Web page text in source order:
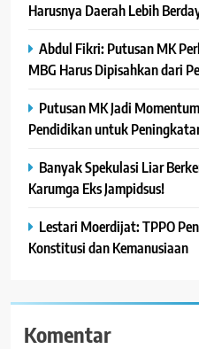
Harusnya Daerah Lebih
Abdul Fikri: Putusan MK
MBG Harus Dipisahkan dari
Putusan MK Jadi
Pendidikan untuk
Banyak Spekulasi Liar
Karumga Eks Jampidsus!
Lestari Moerdijat: TPPO
Konstitusi dan Kemanusiaan
Komentar